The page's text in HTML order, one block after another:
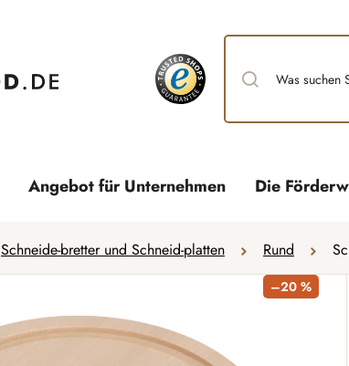
Angebot für Unternehmen Die
Schneide-bretter und Schneid-platten Rund
–20 %